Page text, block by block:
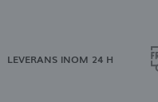
LEVERANS INOM 24 H